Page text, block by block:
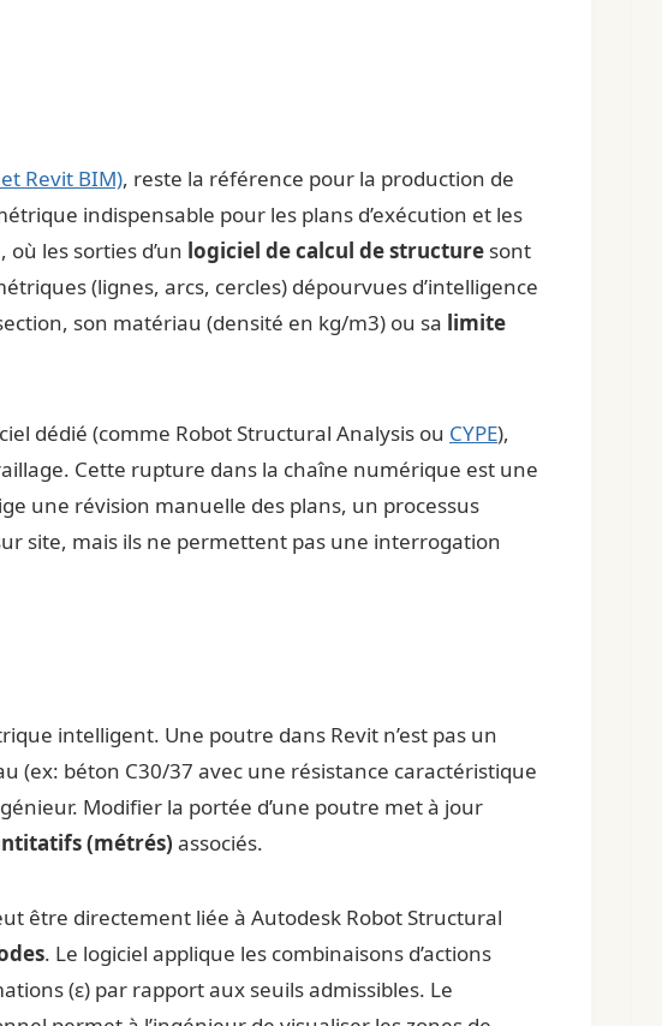
Revit BIM), reste la référence pour la production de
indispensable pour les plans d’exécution et les
où les sorties d’un logiciel de calcul de structure sont
(lignes, arcs, cercles) dépourvues d’intelligence
son matériau (densité en kg/m3) ou sa limite
dédié (comme Robot Structural Analysis ou CYPE),
Cette rupture dans la chaîne numérique est une
une révision manuelle des plans, un processus
site, mais ils ne permettent pas une interrogation
intelligent. Une poutre dans Revit n’est pas un
(ex: béton C30/37 avec une résistance caractéristique
Modifier la portée d’une poutre met à jour
(métrés) associés.
être directement liée à Autodesk Robot Structural
. Le logiciel applique les combinaisons d’actions
(ε) par rapport aux seuils admissibles. Le